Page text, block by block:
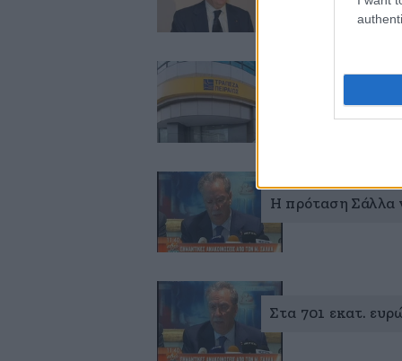
Πιάστηκαν εξ
Η πρόταση Σάλλα
Στα 701 εκατ.